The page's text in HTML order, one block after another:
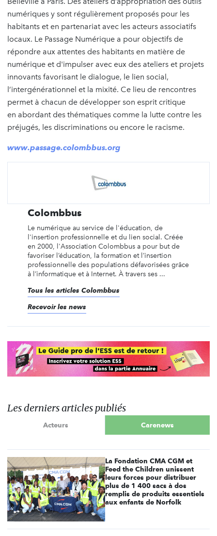
numériques y sont régulièrement proposés pour les
habitants et en partenariat avec les acteurs associatifs
locaux. Le Passage Numérique a pour objectifs de
répondre aux attentes des habitants en matière de
numérique et d'impulser avec eux des ateliers et projets
innovants favorisant le dialogue, le lien social,
l’intergénérationnel et la mixité. Ce lieu de rencontres
permet à chacun de développer son esprit critique
en abordant des thématiques comme la lutte contre les
préjugés, les discriminations ou encore le racisme.
www.passage.colombbus.org
Colombbus
Le numérique au service de l'éducation, de
l'insertion professionnelle et du lien social. Créée
en 2000, l'Association Colombbus a pour but de
favoriser l’éducation, la formation et l’insertion
professionnelle des populations défavorisées grâce
à l’informatique et à Internet. À travers ses ...
Tous les articles Colombbus
Recevoir les news
Les derniers articles publiés
Acteurs Carenews
La Fondation CMA CGM et
Feed the Children unissent
leurs forces pour distribuer
plus de 1 400 sacs à dos
remplis de produits essentiels
aux enfants de Norfolk